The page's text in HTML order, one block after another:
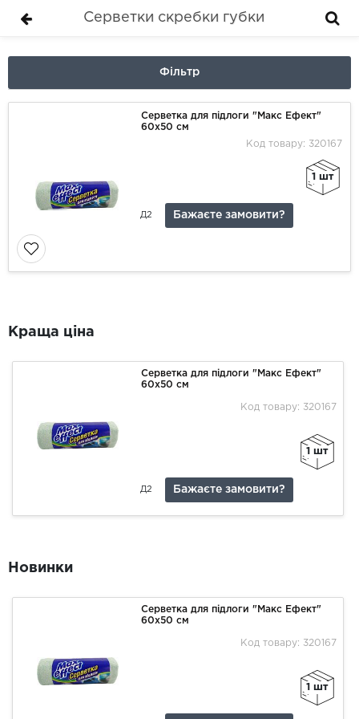
Серветки скребки губки
Фільтр
Серветка для підлоги "Макс Ефект"
60х50 см
Код товару: 320167
1 шт
Д2 Бажаєте замовити?
Краща ціна
Серветка для підлоги "Макс Ефект"
60х50 см
Код товару: 320167
1 шт
Д2 Бажаєте замовити?
Новинки
Серветка для підлоги "Макс Ефект"
60х50 см
Код товару: 320167
1 шт